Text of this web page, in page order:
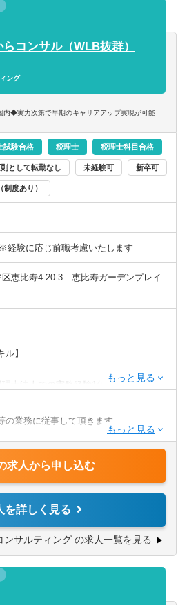
グ業務
、財務応援 、会計王
業が中心。
のお客様からの紹介、当グループの書
かけでお問い合わせいただくお客様が
もと、経験や能力に合わせて業務を
。
査から決算まで一通りの業務を担当
供、経営アドバイスなどで外勤が中
コンサル（WLB抜群）
ング
◆実力次第で早期のキャリアアップ実現が可能
試験合格 税理士 税理士科目合格
則として転勤なし 未経験可 新卒可
度あり）
経験に応じ前職考慮いたします
恵比寿4-20-3 恵比寿ガーデンプレイ
ル】
理士法人での実務経験1年以上の方
は簿記1級程度
す。
のご応募も歓迎です（現在社内にも
度定時上がりで通学しています）
軽にご相談ください。
業務に従事して頂きます。
元帳の作成、決算書の作成
作成
求人から申し込む
を詳しく見る
サルティング の求人一覧を見る